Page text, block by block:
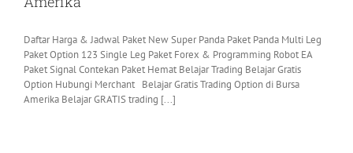
Daftar Harga & Jadwal Paket New Super Panda Paket Panda Multi Leg
Paket Option 123 Single Leg Paket Forex & Programming Robot EA
Paket Signal Contekan Paket Hemat Belajar Trading Belajar Gratis
Option Hubungi Merchant Belajar Gratis Trading Option di Bursa
Amerika Belajar GRATIS trading [...]